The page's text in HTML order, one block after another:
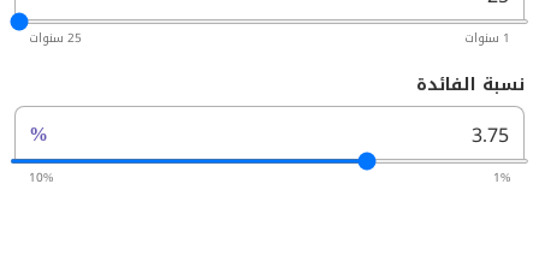
1 سنوات 25 سنوات
نسبة الفائدة
%
1%
10%